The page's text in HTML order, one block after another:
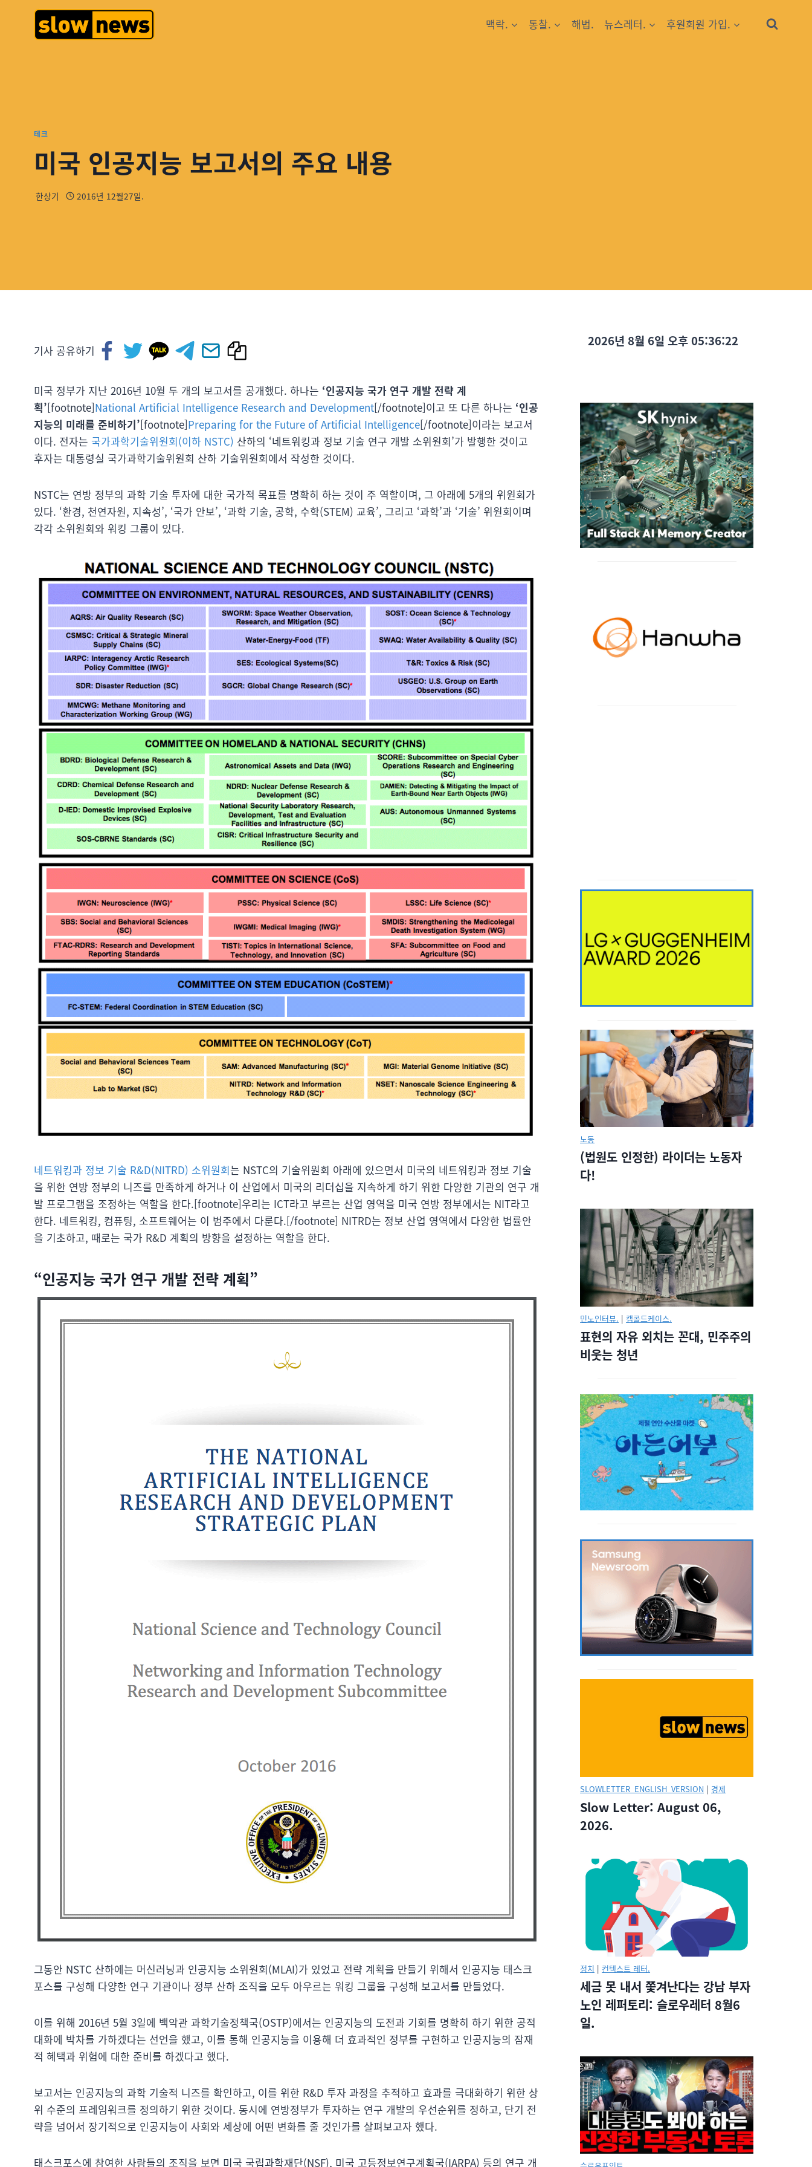
맥락. 통찰. 해법. 뉴스레터. 후원회원 가입.
테크
미국 인공지능 보고서의 주요 내용
한상기 2016년 12월27일.
기사 공유하기
미국 정부가 지난 2016년 10월 두 개의 보고서를 공개했다. 하나는 ‘인공지능 국가 연구 개발 전략 계
획’[footnote]National Artificial Intelligence Research and Development[/footnote]이고 또 다른 하나는 ‘인공
지능의 미래를 준비하기’[footnote]Preparing for the Future of Artificial Intelligence[/footnote]이라는 보고서
이다. 전자는 국가과학기술위원회(이하 NSTC) 산하의 ‘네트워킹과 정보 기술 연구 개발 소위원회’가 발행한 것이고
후자는 대통령실 국가과학기술위원회 산하 기술위원회에서 작성한 것이다.
NSTC는 연방 정부의 과학 기술 투자에 대한 국가적 목표를 명확히 하는 것이 주 역할이며, 그 아래에 5개의 위원회가
있다. ‘환경, 천연자원, 지속성’, ‘국가 안보’, ‘과학 기술, 공학, 수학(STEM) 교육’, 그리고 ‘과학’과 ‘기술’ 위원회이며
각각 소위원회와 워킹 그룹이 있다.
네트워킹과 정보 기술 R&D(NITRD) 소위원회는 NSTC의 기술위원회 아래에 있으면서 미국의 네트워킹과 정보 기술
을 위한 연방 정부의 니즈를 만족하게 하거나 이 산업에서 미국의 리더십을 지속하게 하기 위한 다양한 기관의 연구 개
발 프로그램을 조정하는 역할을 한다.[footnote]우리는 ICT라고 부르는 산업 영역을 미국 연방 정부에서는 NIT라고
한다. 네트워킹, 컴퓨팅, 소프트웨어는 이 범주에서 다룬다.[/footnote] NITRD는 정보 산업 영역에서 다양한 법률안
을 기초하고, 때로는 국가 R&D 계획의 방향을 설정하는 역할을 한다.
“인공지능 국가 연구 개발 전략 계획”
그동안 NSTC 산하에는 머신러닝과 인공지능 소위원회(MLAI)가 있었고 전략 계획을 만들기 위해서 인공지능 태스크
포스를 구성해 다양한 연구 기관이나 정부 산하 조직을 모두 아우르는 워킹 그룹을 구성해 보고서를 만들었다.
이를 위해 2016년 5월 3일에 백악관 과학기술정책국(OSTP)에서는 인공지능의 도전과 기회를 명확히 하기 위한 공적
대화에 박차를 가하겠다는 선언을 했고, 이를 통해 인공지능을 이용해 더 효과적인 정부를 구현하고 인공지능의 잠재
적 혜택과 위험에 대한 준비를 하겠다고 했다.
보고서는 인공지능의 과학 기술적 니즈를 확인하고, 이를 위한 R&D 투자 과정을 추적하고 효과를 극대화하기 위한 상
위 수준의 프레임워크를 정의하기 위한 것이다. 동시에 연방정부가 투자하는 연구 개발의 우선순위를 정하고, 단기 전
략을 넘어서 장기적으로 인공지능이 사회와 세상에 어떤 변화를 줄 것인가를 살펴보고자 했다.
태스크포스에 참여한 사람들의 조직을 보면 미국 국립과학재단(NSF), 미국 고등정보연구계획국(IARPA) 등의 연구 개
2026년 8월 6일 오후 05:36:24
노동
(법원도 인정한) 라이더는 노동자
다!
민노인터뷰. | 캡콜드케이스.
표현의 자유 외치는 꼰대, 민주주의
비웃는 청년
SLOWLETTER_ENGLISH_VERSION | 경제
Slow Letter: August 06,
2026.
정치 | 컨텍스트 레터.
세금 못 내서 쫓겨난다는 강남 부자
노인 레퍼토리: 슬로우레터 8월6
일.